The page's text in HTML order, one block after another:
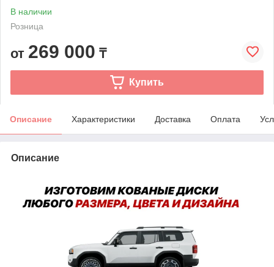
В наличии
Розница
от 269 000 ₸
Купить
Описание Характеристики Доставка Оплата
Описание